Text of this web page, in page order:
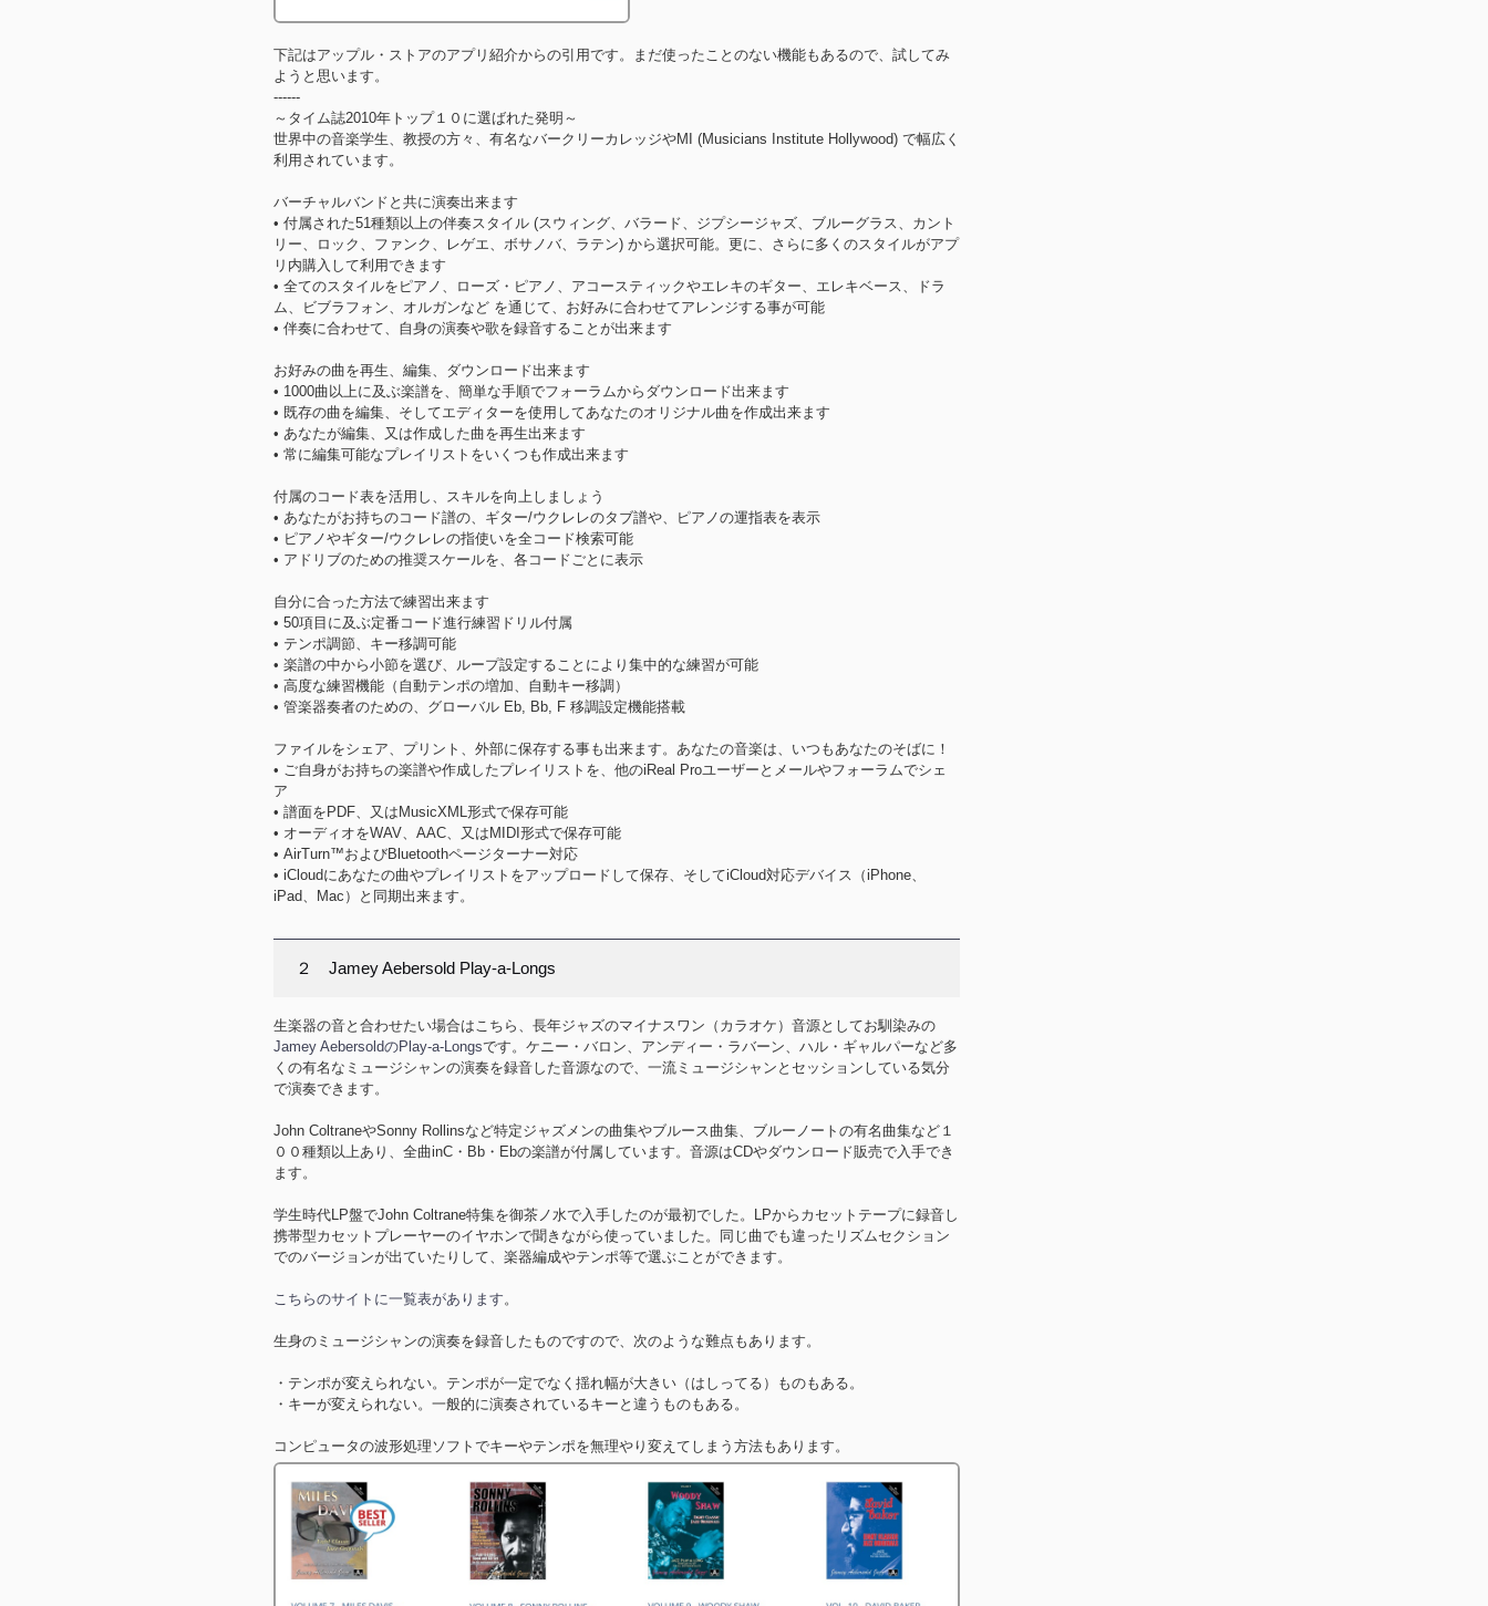
下記はアップル・ストアのアプリ紹介からの引用です。まだ使ったことのない機能もあるので、試してみ
ようと思います。
------
～タイム誌2010年トップ１０に選ばれた発明～
世界中の音楽学生、教授の方々、有名なバークリーカレッジやMI (Musicians Institute Hollywood) で幅広く
利用されています。
バーチャルバンドと共に演奏出来ます
• 付属された51種類以上の伴奏スタイル (スウィング、バラード、ジプシージャズ、ブルーグラス、カント
リー、ロック、ファンク、レゲエ、ボサノバ、ラテン) から選択可能。更に、さらに多くのスタイルがアプ
リ内購入して利用できます
• 全てのスタイルをピアノ、ローズ・ピアノ、アコースティックやエレキのギター、エレキベース、ドラ
ム、ビブラフォン、オルガンなど を通じて、お好みに合わせてアレンジする事が可能
• 伴奏に合わせて、自身の演奏や歌を録音することが出来ます
お好みの曲を再生、編集、ダウンロード出来ます
• 1000曲以上に及ぶ楽譜を、簡単な手順でフォーラムからダウンロード出来ます
• 既存の曲を編集、そしてエディターを使用してあなたのオリジナル曲を作成出来ます
• あなたが編集、又は作成した曲を再生出来ます
• 常に編集可能なプレイリストをいくつも作成出来ます
付属のコード表を活用し、スキルを向上しましょう
• あなたがお持ちのコード譜の、ギター/ウクレレのタブ譜や、ピアノの運指表を表示
• ピアノやギター/ウクレレの指使いを全コード検索可能
• アドリブのための推奨スケールを、各コードごとに表示
自分に合った方法で練習出来ます
• 50項目に及ぶ定番コード進行練習ドリル付属
• テンポ調節、キー移調可能
• 楽譜の中から小節を選び、ループ設定することにより集中的な練習が可能
• 高度な練習機能（自動テンポの増加、自動キー移調）
• 管楽器奏者のための、グローバル Eb, Bb, F 移調設定機能搭載
ファイルをシェア、プリント、外部に保存する事も出来ます。あなたの音楽は、いつもあなたのそばに！
• ご自身がお持ちの楽譜や作成したプレイリストを、他のiReal Proユーザーとメールやフォーラムでシェ
ア
• 譜面をPDF、又はMusicXML形式で保存可能
• オーディオをWAV、AAC、又はMIDI形式で保存可能
• AirTurn™およびBluetoothページターナー対応
• iCloudにあなたの曲やプレイリストをアップロードして保存、そしてiCloud対応デバイス（iPhone、
iPad、Mac）と同期出来ます。
２ Jamey Aebersold Play-a-Longs
生楽器の音と合わせたい場合はこちら、長年ジャズのマイナスワン（カラオケ）音源としてお馴染みの
Jamey AebersoldのPlay-a-Longsです。ケニー・バロン、アンディー・ラバーン、ハル・ギャルパーなど多
くの有名なミュージシャンの演奏を録音した音源なので、一流ミュージシャンとセッションしている気分
で演奏できます。
John ColtraneやSonny Rollinsなど特定ジャズメンの曲集やブルース曲集、ブルーノートの有名曲集など１
００種類以上あり、全曲inC・Bb・Ebの楽譜が付属しています。音源はCDやダウンロード販売で入手でき
ます。
学生時代LP盤でJohn Coltrane特集を御茶ノ水で入手したのが最初でした。LPからカセットテープに録音し
携帯型カセットプレーヤーのイヤホンで聞きながら使っていました。同じ曲でも違ったリズムセクション
でのバージョンが出ていたりして、楽器編成やテンポ等で選ぶことができます。
こちらのサイトに一覧表があります 。
生身のミュージシャンの演奏を録音したものですので、次のような難点もあります。
・テンポが変えられない。テンポが一定でなく揺れ幅が大きい（はしってる）ものもある。
・キーが変えられない。一般的に演奏されているキーと違うものもある。
コンピュータの波形処理ソフトでキーやテンポを無理やり変えてしまう方法もあります。